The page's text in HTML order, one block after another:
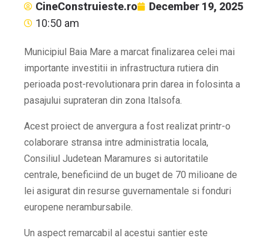
CineConstruieste.ro
December 19, 2025
10:50 am
Municipiul Baia Mare a marcat finalizarea celei mai
importante investitii in infrastructura rutiera din
perioada post-revolutionara prin darea in folosinta a
pasajului suprateran din zona Italsofa.
Acest proiect de anvergura a fost realizat printr-o
colaborare stransa intre administratia locala,
Consiliul Judetean Maramures si autoritatile
centrale, beneficiind de un buget de 70 milioane de
lei asigurat din resurse guvernamentale si fonduri
europene nerambursabile.
Un aspect remarcabil al acestui santier este